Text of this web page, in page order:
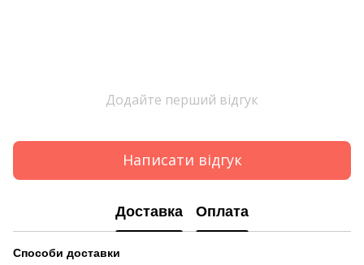
Додайте перший відгук
Написати відгук
Доставка Оплата
Способи доставки